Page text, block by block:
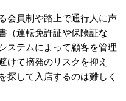
会員制や路上で通行人に声
（運転免許証や保険証な
ステムによって顧客を管理
けて摘発のリスクを抑え
探して入店するのは難しく